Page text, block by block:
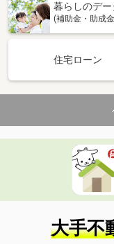
暮らしのデー
(補助金・助成
住宅ローン
大手不